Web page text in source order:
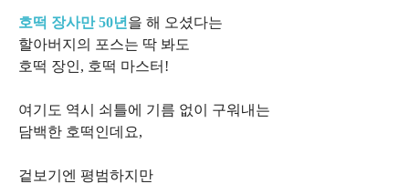
호떡 장사만 50년 을 해 오셨다는
할아버지의 포스는 딱 봐도
호떡 장인, 호떡 마스터!
여기도 역시 쇠틀에 기름 없이 구워내는
담백한 호떡인데요,
겉보기엔 평범하지만